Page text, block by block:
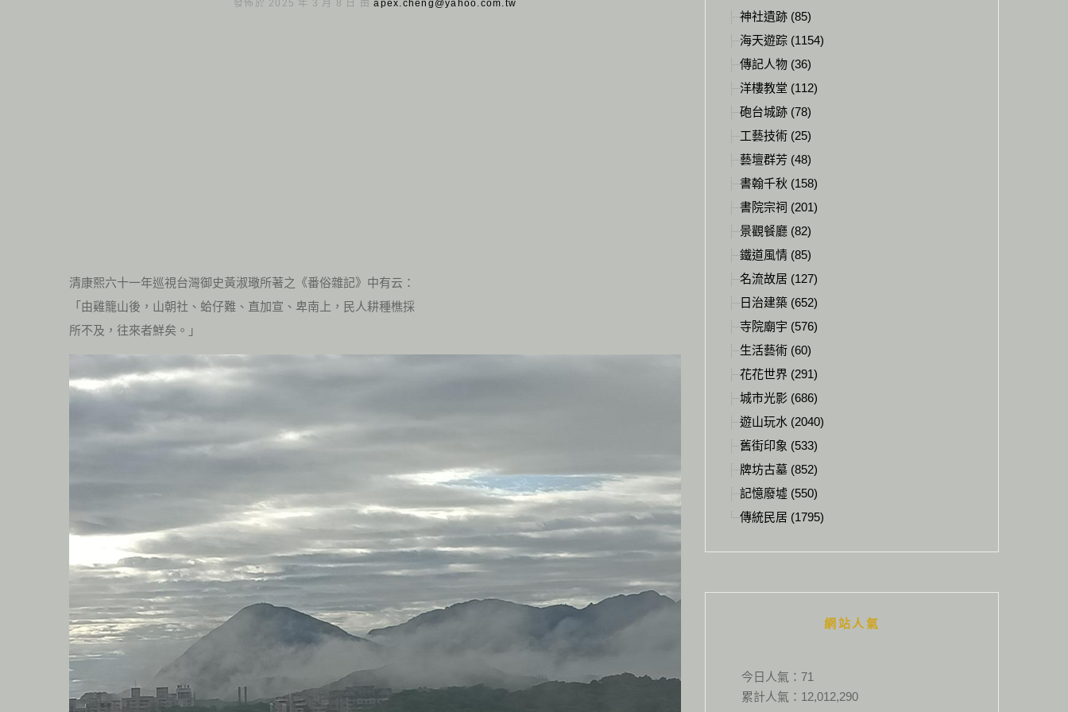
發佈於 2025 年 3 月 8 日 由apex.cheng@yahoo.com.tw
清康熙六十一年巡視台灣御史黃淑璥所著之《番俗雜記》中有云：
「由雞籠山後，山朝社、蛤仔難、直加宣、卑南上，民人耕種樵採
所不及，往來者鮮矣。」
神社遺跡 (85)
海天遊踪 (1154)
傳記人物 (36)
洋樓教堂 (112)
砲台城跡 (78)
工藝技術 (25)
藝壇群芳 (48)
書翰千秋 (158)
書院宗祠 (201)
景觀餐廳 (82)
鐵道風情 (85)
名流故居 (127)
日治建築 (652)
寺院廟宇 (576)
生活藝術 (60)
花花世界 (291)
城市光影 (686)
遊山玩水 (2040)
舊街印象 (533)
牌坊古墓 (852)
記憶廢墟 (550)
傳統民居 (1795)
網站人氣
今日人氣： 71
累計人氣： 12,012,290